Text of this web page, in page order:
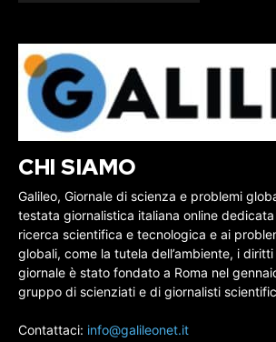
CHI SIAMO
Galileo, Giornale di scienza e problemi
testata giornalistica italiana online
ricerca scientifica e tecnologica e ai
globali, come la tutela dell’ambiente, i
giornale è stato fondato a Roma nel
gruppo di scienziati e di giornalisti
Contattaci: info@galileonet.it